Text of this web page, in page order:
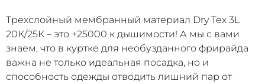
Трехслойный мембранный материал Dry Tex 3L
20К/25К – это +25000 к дышимости! А мы с вами
знаем, что в куртке для необузданного фрирайда
важна не только идеальная посадка, но и
способность одежды отводить лишний пар от